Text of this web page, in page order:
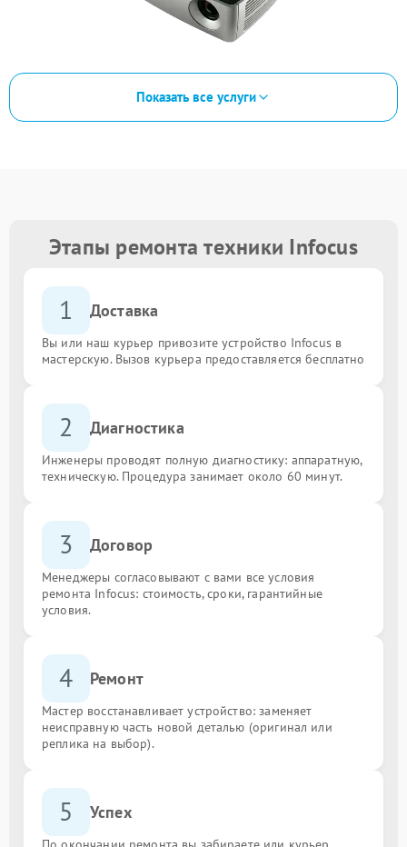
Показать все услуги
Этапы ремонта техники Infocus
1 Доставка
Вы или наш курьер привозите устройство Infocus в
мастерскую. Вызов курьера предоставляется бесплатно
2 Диагностика
Инженеры проводят полную диагностику: аппаратную,
техническую. Процедура занимает около 60 минут.
3 Договор
Менеджеры согласовывают с вами все условия
ремонта Infocus: стоимость, сроки, гарантийные
условия.
4 Ремонт
Мастер восстанавливает устройство: заменяет
неисправную часть новой деталью (оригинал или
реплика на выбор).
5 Успех